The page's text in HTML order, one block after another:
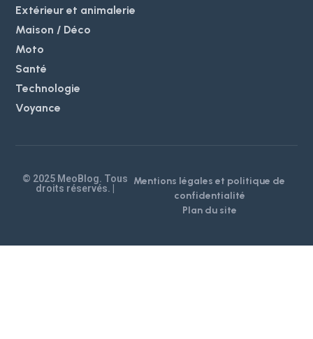
Extérieur et animalerie
Maison / Déco
Moto
Santé
Technologie
Voyance
© 2025 MeoBlog. Tous
droits réservés. |
Mentions légales et politique de
confidentialité
Plan du site